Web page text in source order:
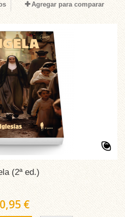
Agregar para comparar
(2ª ed.)
€